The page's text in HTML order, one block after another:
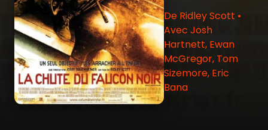
De Ridley Scott •
Avec Josh
Hartnett, Ewan
McGregor, Tom
Sizemore, Eric
Bana